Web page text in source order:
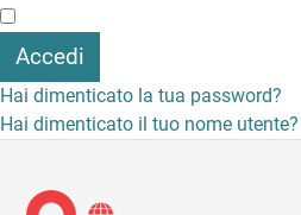
Accedi
Hai dimenticato la tua password?
Hai dimenticato il tuo nome utente?